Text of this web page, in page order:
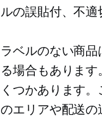
ルの誤貼付、不適
ラベルのない商
る場合もありま
くつかあります
のエリアや配送の